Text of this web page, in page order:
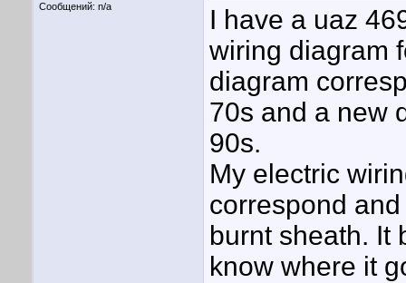
Сообщений: n/a
I have a uaz
wiring diagram
diagram
70s and a new
90s.
My electric
correspond
burnt sheath. It
know where it